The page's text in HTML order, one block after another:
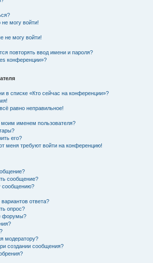
не могу войти!
не могу войти!
повторять ввод имени и пароля?
конференции»?
в списке «Кто сейчас на конференции»?
равно неправильное!
именем пользователя?
его?
меня требуют войти на конференцию!
сообщение?
сообщению?
ответа?
опрос?
форумы?
модератору?
создании сообщения?